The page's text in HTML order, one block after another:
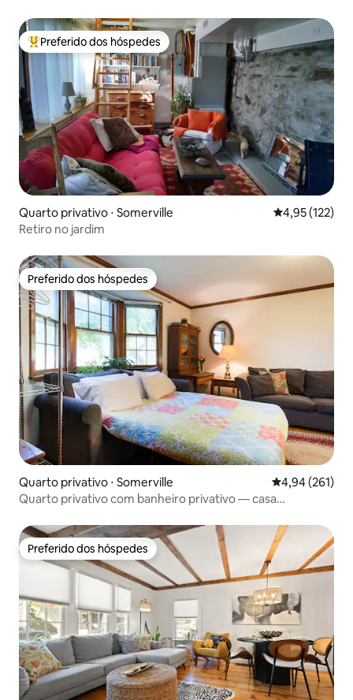
Entre os melhores preferidos dos hóspedes
Preferido dos hóspedes
Quarto privativo ⋅ Somerville 4,95 de uma
4,95 (122)
Retiro no jardim
Preferido dos hóspedes
Preferido dos hóspedes
Quarto privativo ⋅ Somerville 4,94 de uma
4,94 (261)
Quarto privativo com banheiro privativo — casa
Preferido dos hóspedes
Preferido dos hóspedes